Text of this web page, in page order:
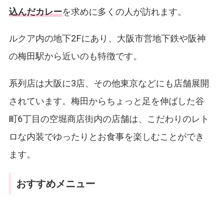
込んだカレーを求めに多くの人が訪れます。
ルクア内の地下2Fにあり、大阪市営地下鉄や阪神
の梅田駅から近いのも特徴です。
系列店は大阪に3店、その他東京などにも店舗展開
されています。梅田からちょっと足を伸ばした谷
町6丁目の空堀商店街内の店舗は、こだわりのレト
ロな内装でゆったりとお食事を楽しむことができ
ます。
おすすめメニュー